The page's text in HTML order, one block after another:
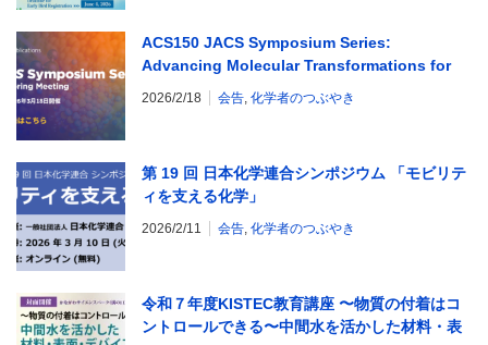
ACS150 JACS Symposium Series:
Advancing Molecular Transformations for
Chemical Innovation開催のお知らせ
2026/2/18 会告 化学者のつぶやき
第 19 回 日本化学連合シンポジウム 「モビリテ
ィを支える化学」
2026/2/11 会告 化学者のつぶやき
令和７年度KISTEC教育講座 〜物質の付着はコ
ントロールできる〜中間水を活かした材料・表